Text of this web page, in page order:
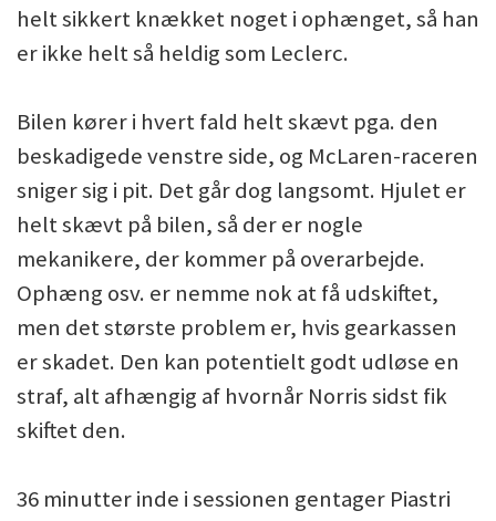
helt sikkert knækket noget i ophænget, så han
er ikke helt så heldig som Leclerc.
Bilen kører i hvert fald helt skævt pga. den
beskadigede venstre side, og McLaren-raceren
sniger sig i pit. Det går dog langsomt. Hjulet er
helt skævt på bilen, så der er nogle
mekanikere, der kommer på overarbejde.
Ophæng osv. er nemme nok at få udskiftet,
men det største problem er, hvis gearkassen
er skadet. Den kan potentielt godt udløse en
straf, alt afhængig af hvornår Norris sidst fik
skiftet den.
36 minutter inde i sessionen gentager Piastri